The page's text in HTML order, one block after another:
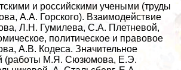
и российскими учеными (труды
А.А. Горского). Взаимодействие
Л.Н. Гумилева, С.А. Плетневой,
политическое и правовое
А.В. Кодеса. Значительное
(работы М.Я. Сюзюмова, Е.Э.